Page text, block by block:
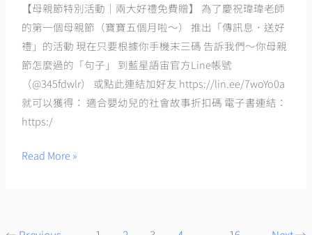
【母親節特別活動｜兩大好禮免費贈】 為了慶祝瑋瑋老師
的第一個母親節（寶寶五個月啦～） 推出「傳訊息．送好
禮」的活動 現在只要根據你手機末三碼 告訴我們～你母親
節怎麼過的「句子」 到藍星語宙官方Line帳號
（@345fdwlr） 或點此連結加好友 https://lin.ee/7woYo0a
就可以獲得： 適合嬰幼兒的社會故事折扣碼 電子書連結：
https:/
活
動
｜
兩
大
好
禮
免
Read More »